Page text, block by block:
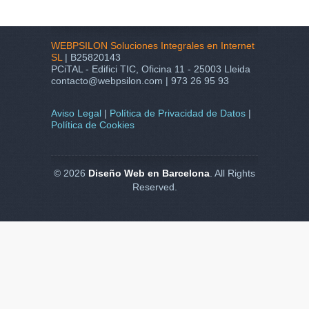
WEBPSILON Soluciones Integrales en Internet
SL | B25820143
PCiTAL - Edifici TIC, Oficina 11 - 25003 Lleida
contacto@webpsilon.com | 973 26 95 93
Aviso Legal | Política de Privacidad de Datos |
Política de Cookies
© 2026 Diseño Web en Barcelona . All Rights
Reserved.